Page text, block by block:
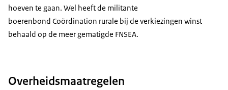
hoeven te gaan. Wel heeft de militante
boerenbond Coördination rurale bij de verkiezingen winst
behaald op de meer gematigde FNSEA.
Overheidsmaatregelen